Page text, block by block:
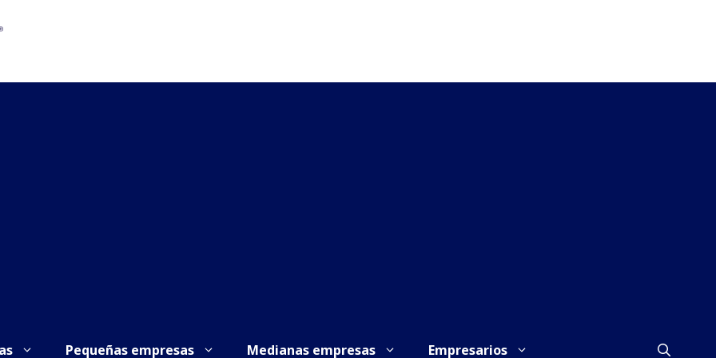
Pequeñas empresas Medianas empresas Empresarios